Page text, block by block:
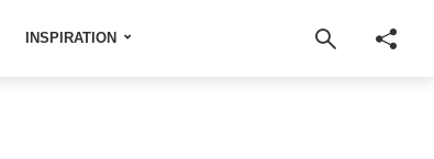
INSPIRATION